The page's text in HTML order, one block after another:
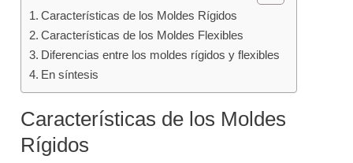
Características de los Moldes Rígidos
Características de los Moldes Flexibles
Diferencias entre los moldes rígidos y flexibles
En síntesis
Características de los Moldes
Rígidos